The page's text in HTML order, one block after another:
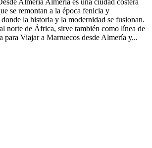
Almería Almería es una ciudad costera
se remontan a la época fenicia y
la historia y la modernidad se fusionan.
norte de África, sirve también como línea de
para Viajar a Marruecos desde Almería y...